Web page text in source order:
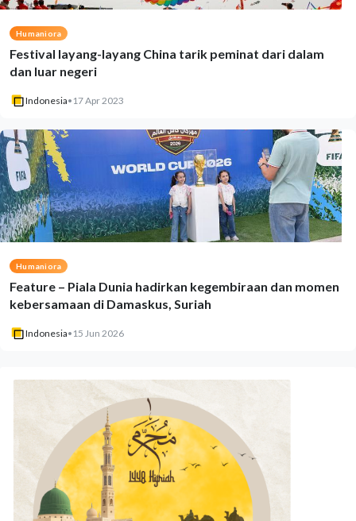
Humaniora
Festival layang-layang China tarik peminat dari dalam
dan luar negeri
Indonesia• 17 Apr 2023
Humaniora
Feature – Piala Dunia hadirkan kegembiraan dan momen
kebersamaan di Damaskus, Suriah
Indonesia• 15 Jun 2026